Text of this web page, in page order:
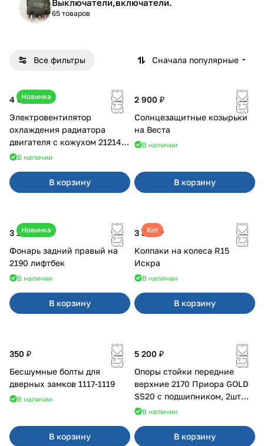
Выключатели,включатели.
65 товаров
Все фильтры Сначала популярные
Новинка
4 600 ₽
Электровентилятор
охлаждения радиатора
двигателя с кожухом 21214
2121-21213 ВАЛЕЕ 95
В наличии
В корзину
2 900 ₽
Солнцезащитные козырьки
на Веста
В наличии
В корзину
Новинка
3 100 ₽
Фонарь задний правый на
2190 лифтбек
В наличии
В корзину
Хит
3 380 ₽
Колпаки на колеса R15
Искра
В наличии
В корзину
350 ₽
Бесшумные болты для
дверных замков 1117-1119
В наличии
В корзину
5 200 ₽
Опоры стойки передние
верхние 2170 Приора GOLD
SS20 с подшипником, 2шт
10116
В наличии
В корзину